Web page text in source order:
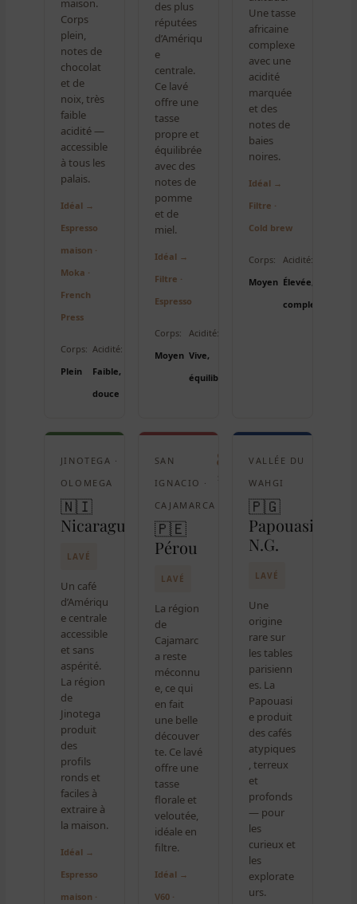
maison.
Corps
plein,
notes de
chocolat
et de
noix, très
faible
acidité —
accessible
à tous les
palais.
Idéal →
Espresso
maison ·
Moka ·
French
Press
Corps:
Plein
Acidité:
Faible,
douce
des plus
réputées
d’Amériqu
e
centrale.
Ce lavé
offre une
tasse
propre et
équilibrée
avec des
notes de
pomme
et de
miel.
Idéal →
Filtre ·
Espresso
Corps:
Moyen
Acidité:
Vive,
équilibrée
Une tasse
africaine
complexe
avec une
acidité
marquée
et des
notes de
baies
noires.
Idéal →
Filtre ·
Cold brew
Corps:
Moyen
Acidité:
Élevée,
complexe
JINOTEGA ·
OLOMEGA
🇳🇮
Nicaragua
LAVÉ
Un café
d’Amériqu
e centrale
accessible
et sans
aspérité.
La région
de
Jinotega
produit
des
profils
ronds et
faciles à
extraire à
la maison.
Idéal →
Espresso
maison ·
SAN
IGNACIO ·
CAJAMARCA
🇵🇪
Pérou
84
LAVÉ
La région
de
Cajamarc
a reste
méconnu
e, ce qui
en fait
une belle
découver
te. Ce lavé
offre une
tasse
florale et
veloutée,
idéale en
filtre.
Idéal →
V60 ·
VALLÉE DU
WAHGI
🇵🇬
Papouasie
N.G.
LAVÉ
Une
origine
rare sur
les tables
parisienn
es. La
Papouasi
e produit
des cafés
atypiques
, terreux
et
profonds
— pour
les
curieux et
les
explorate
urs.